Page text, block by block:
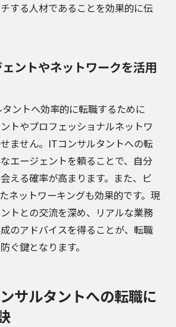
する人材であることを効果的に伝
ントやネットワークを活用
ントへ効率的に転職するために
トやプロフェッショナルネットワ
ません。ITコンサルタントへの転
エージェントを頼ることで、自分
える確率が高まります。また、ビ
ネットワーキングも効果的です。現
トとの交流を深め、リアルな業務
のアドバイスを得ることが、転職
ぐ鍵となります。
サルタントへの転職に